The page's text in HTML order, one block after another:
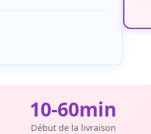
10-60min
Début de la livraison